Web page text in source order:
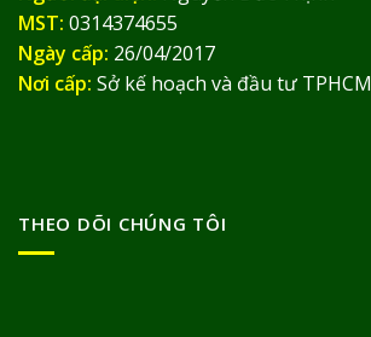
MST: 0314374655
Ngày cấp: 26/04/2017
Nơi cấp: Sở kế hoạch và đầu tư TPHCM
THEO DÕI CHÚNG TÔI